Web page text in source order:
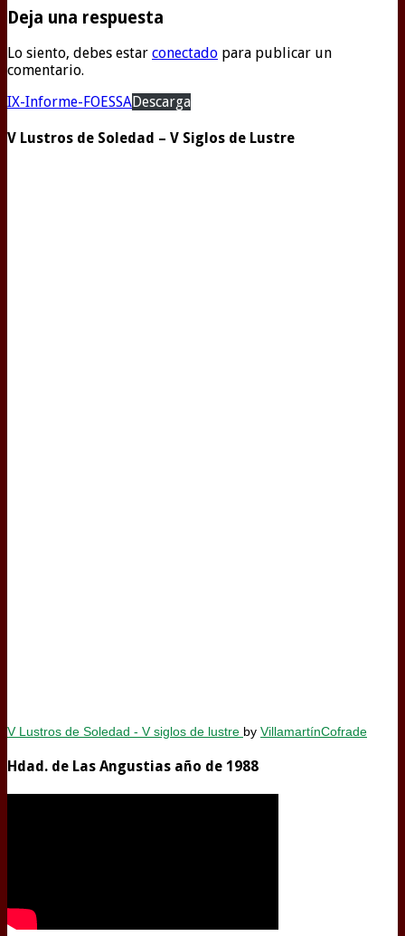
Deja una respuesta
Lo siento, debes estar conectado para publicar un
comentario.
IX-Informe-FOESSADescarga
V Lustros de Soledad – V Siglos de Lustre
V Lustros de Soledad - V siglos de lustre by VillamartínCofrade
Hdad. de Las Angustias año de 1988